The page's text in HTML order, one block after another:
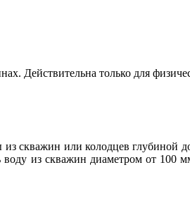
Действительна только для
скважин или колодцев глубиной
из скважин диаметром от 100